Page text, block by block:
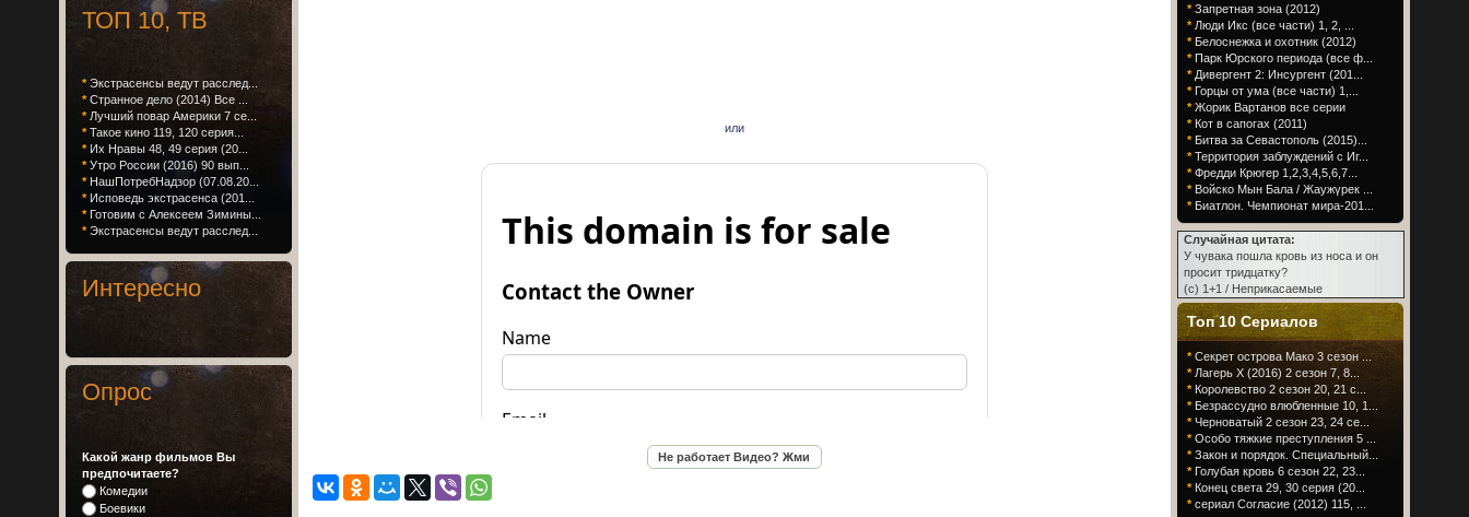
или
* Запретная зона (2012)
* Люди Икс (все части) 1, 2, ...
* Белоснежка и охотник (2012)
* Парк Юрского периода (все ф...
* Дивергент 2: Инсургент (201...
* Горцы от ума (все части) 1,...
* Жорик Вартанов все серии
* Кот в сапогах (2011)
* Битва за Севастополь (2015)...
* Территория заблуждений с Иг...
* Фредди Крюгер 1,2,3,4,5,6,7...
* Войско Мын Бала / Жаужүрек ...
* Биатлон. Чемпионат мира-201...
Случайная цитата:
У чувака пошла кровь из носа и он
просит тридцатку?
(c) 1+1 / Неприкасаемые
Топ 10 Сериалов
* Секрет острова Мако 3 сезон ...
* Лагерь Х (2016) 2 сезон 7, 8...
* Королевство 2 сезон 20, 21 с...
* Безрассудно влюбленные 10, 1...
* Черноватый 2 сезон 23, 24 се...
* Особо тяжкие преступления 5 ...
* Закон и порядок. Специальный...
* Голубая кровь 6 сезон 22, 23...
* Конец света 29, 30 серия (20...
* сериал Согласие (2012) 115, ...
ТОП 10, ТВ
* Экстрасенсы ведут расслед...
* Странное дело (2014) Все ...
* Лучший повар Америки 7 се...
* Такое кино 119, 120 серия...
* Их Нравы 48, 49 серия (20...
* Утро России (2016) 90 вып...
* НашПотребНадзор (07.08.20...
* Исповедь экстрасенса (201...
* Готовим с Алексеем Зимины...
* Экстрасенсы ведут расслед...
Интересно
Опрос
Какой жанр фильмов Вы
предпочитаете?
Комедии
Боевики